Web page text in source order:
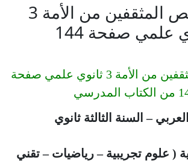
تحضير نص المثقفين من الأمة 3
علمي صفحة 144
تحضير نص المثقفين من الأمة 3 ثانوي علمي صفحة
المدرسي
– السنة الثالثة ثانوي
( علوم تجريبية – رياضيات – تقني